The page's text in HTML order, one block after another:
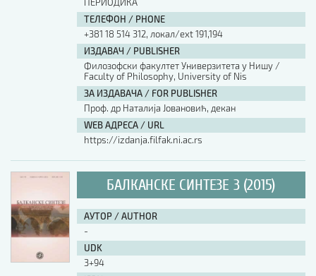
ТЕЛЕФОН / PHONE
+381 18 514 312, локал/ext 191,194
ИЗДАВАЧ / PUBLISHER
Филозофски факултет Универзитета у Нишу /
Faculty of Philosophy, University of Nis
ЗА ИЗДАВАЧА / FOR PUBLISHER
Проф. др Наталија Јовановић, декан
WEB АДРЕСА / URL
https://izdanja.filfak.ni.ac.rs
БАЛКАНСКЕ СИНТЕЗЕ 3 (2015)
АУТОР / AUTHOR
-
UDK
3+94